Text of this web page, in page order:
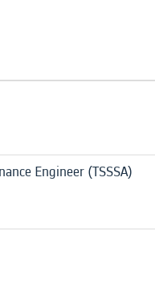
Engineer (TSSSA)